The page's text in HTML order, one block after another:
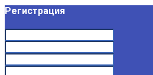
Регистрация